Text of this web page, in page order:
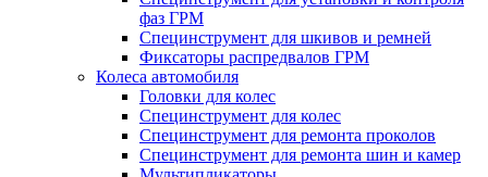
фаз ГРМ
Специнструмент для шкивов и ремней
Фиксаторы распредвалов ГРМ
Колеса автомобиля
Головки для колес
Специнструмент для колес
Специнструмент для ремонта проколов
Специнструмент для ремонта шин и камер